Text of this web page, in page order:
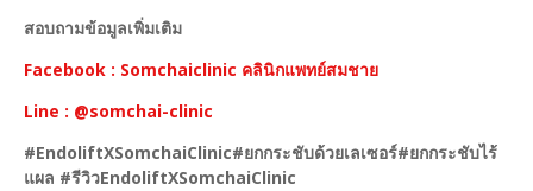
สอบถามข้อมูลเพิ่มเติม
Facebook : Somchaiclinic คลินิกแพทย์สมชาย
Line : @somchai-clinic
#EndoliftXSomchaiClinic#ยกกระชับด้วยเลเซอร์#ยกกระชับไร้
แผล #รีวิวEndoliftXSomchaiClinic